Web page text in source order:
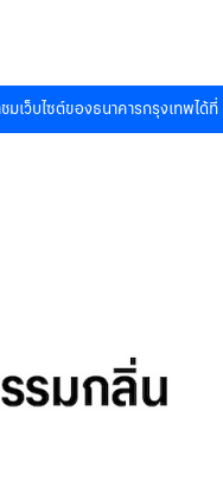
ชมเว็บไซต์ของธนาคารกรุงเทพได้ที่